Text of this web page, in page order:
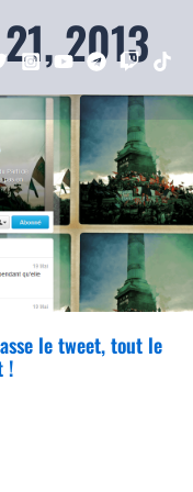
2013
le tweet, tout le
!